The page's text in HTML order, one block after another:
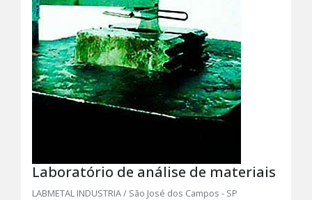
Laboratório de análise de materiais
LABMETAL INDUSTRIA / São José dos Campos - SP